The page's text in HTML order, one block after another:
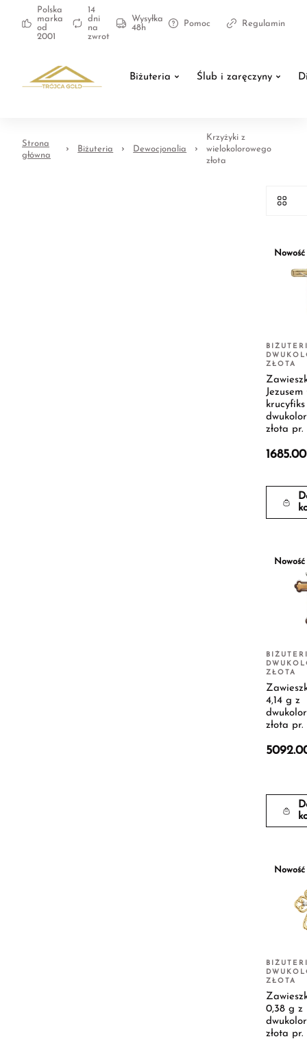
Polska
marka
od
2001
14
dni
na
zwrot
Wysyłka
48h
Pomoc Regulamin
Biżuteria Ślub i zaręczyny
Strona
główna
Biżuteria Dewocjonalia
Krzyżyki z
wielokolorowego
złota
Nowość
ZŁOTA
Jezusem
krucyfiks
złota pr.
Nowość
ZŁOTA
4,14 g z
złota pr.
Nowość
ZŁOTA
0,38 g z
złota pr.